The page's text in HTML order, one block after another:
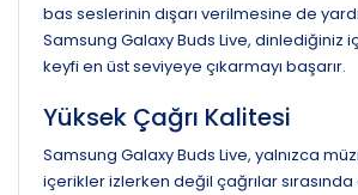
bas seslerinin dışarı verilmesine de
Samsung Galaxy Buds Live, dinlediğiniz
keyfi en üst seviyeye çıkarmayı başarır.
Yüksek Çağrı Kalitesi
Samsung Galaxy Buds Live, yalnızca
içerikler izlerken değil çağrılar